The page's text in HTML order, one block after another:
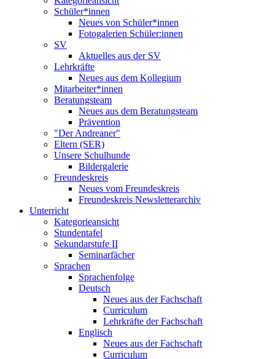
Schüler*innen
Neues von Schüler*innen
Fotogalerien Schüler:innen
SV
Aktuelles aus der SV
Lehrkräfte
Neues aus dem Kollegium
Mitarbeiter*innen
Beratungsteam
Neues aus dem Beratungsteam
Prävention
"Der Andreaner"
Eltern (SER)
Unsere Schulhunde
Bildergalerie
Freundeskreis
Neues vom Freundeskreis
Freundeskreis Newsletterarchiv
Unterricht
Kategorieansicht
Stundentafel
Sekundarstufe II
Seminarfächer
Sprachen
Sprachenfolge
Deutsch
Neues aus der Fachschaft
Curriculum
Lehrkräfte der Fachschaft
Englisch
Neues aus der Fachschaft
Curriculum